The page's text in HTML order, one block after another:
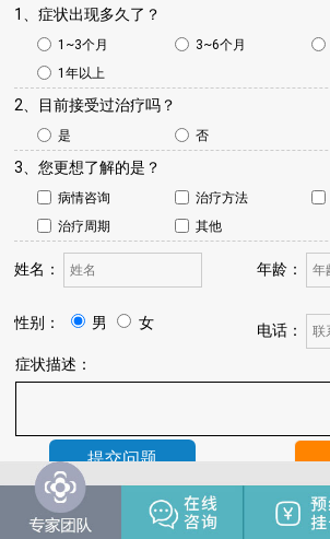
1、症状出现多久了？
1~3个月 3~6个月
1年以上
2、目前接受过治疗吗？
是 否
3、您更想了解的是？
病情咨询 治疗方法
治疗周期
其他
姓名： 年龄：
性别： 男 女
电话：
症状描述：
温馨提示：
我院将于24小时内与您联系，
意来电。